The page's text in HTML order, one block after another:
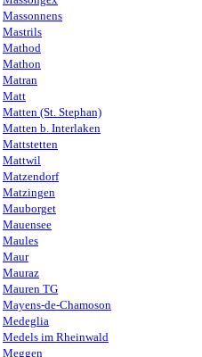
Massonnens
Mastrils
Mathod
Mathon
Matran
Matt
Matten (St. Stephan)
Matten b. Interlaken
Mattstetten
Mattwil
Matzendorf
Matzingen
Mauborget
Mauensee
Maules
Maur
Mauraz
Mauren TG
Mayens-de-Chamoson
Medeglia
Medels im Rheinwald
Meggen